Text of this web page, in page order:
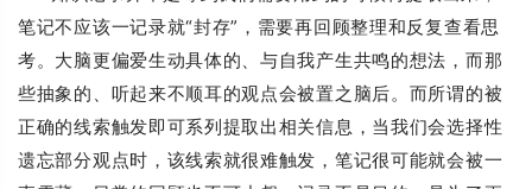
笔记不应该一记录就“封存”，需要再回顾整理和反复查看思
考。大脑更偏爱生动具体的、与自我产生共鸣的想法，而那
些抽象的、听起来不顺耳的观点会被置之脑后。而所谓的被
正确的线索触发即可系列提取出相关信息，当我们会选择性
遗忘部分观点时，该线索就很难触发，笔记很可能就会被一